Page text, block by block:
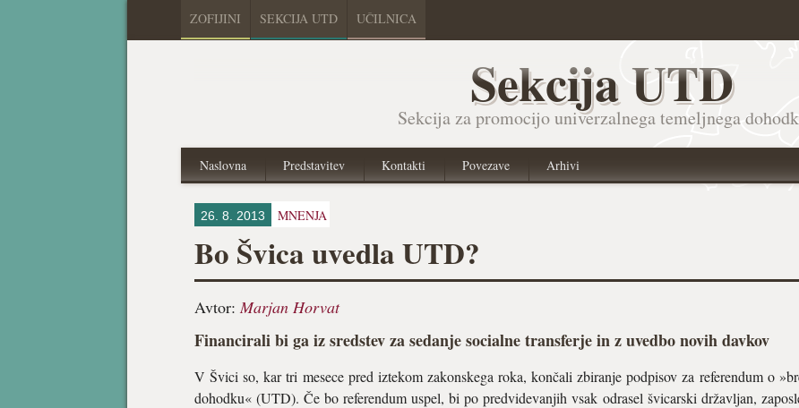
ZOFIJINI SEKCIJA UTD UČILNICA
Sekcija UTD
Sekcija za promocijo univerzalnega temeljnega
Naslovna Predstavitev Kontakti Povezave Arhivi
26. 8. 2013 MNENJA
Bo Švica uvedla UTD?
Avtor:Marjan Horvat
Financirali bi ga iz sredstev za sedanje socialne transferje in z uvedbo novih davkov
V Švici so, kar tri mesece pred iztekom zakonskega roka, končali zbiranje podpisov za referendum o
dohodku« (UTD). Če bo referendum uspel, bi po predvidevanjih vsak odrasel švicarski državljan,